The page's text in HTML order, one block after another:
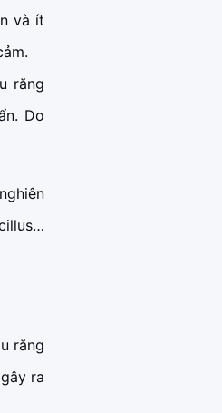
và ít
răng
Do
răng
ra